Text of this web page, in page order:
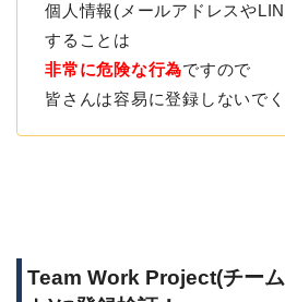
個人情報(メールアドレスや
することは
非常に危険な行為ですので
皆さんは容易に登録しないでく
Team Work Project(チー